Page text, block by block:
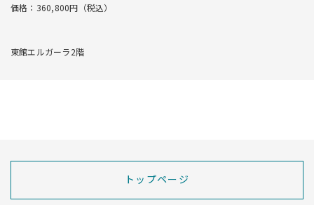
価格：360,800円（税込）
東館エルガーラ2階
トップページ